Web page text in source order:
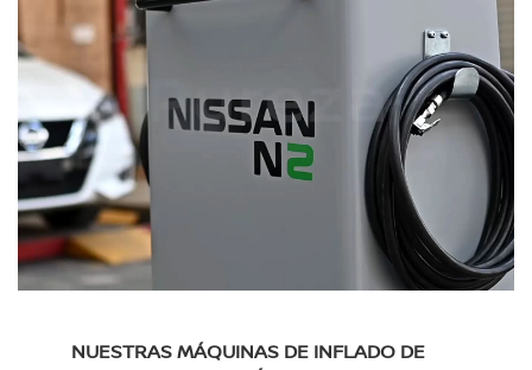
NUESTRAS MÁQUINAS DE INFLADO DE